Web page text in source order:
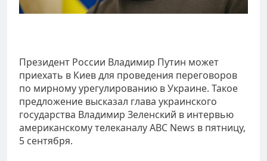
Президент России Владимир Путин может
приехать в Киев для проведения переговоров
по мирному урегулированию в Украине. Такое
предложение высказал глава украинского
государства Владимир Зеленский в интервью
американскому телеканалу ABC News в пятницу,
5 сентября.